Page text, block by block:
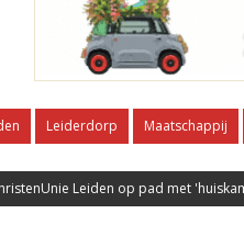
Leiderdorp Maatschappij
Leiden op pad met